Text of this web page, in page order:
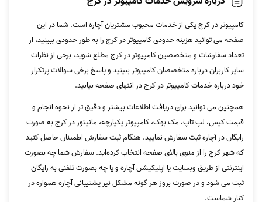
کامپیوتر در کرج یکی از خدمات محبوب مشتریان آچاره است. شما در این
صفحه می توانید هزینه حدودی کامپیوتر در کرج را به طور حدودی ببینید، از
تعداد سفارشات و متخصصین کامپیوتر در کرج مطلع شوید، برخی از نظرات
سایر کاربران درباره متخصصان کامپیوتر ببینید و پاسخ برخی سوالات پرتکرار
خود درباره خدمات کامپیوتر در کرج در انتهای صفحه بیابید.
همچنین می توانید برای دریافت اطلاعات بیشتر و دقیق تر از نحوه انجام و
قیمت کیس، لپ تاپ، مک بوک، کامپیوتر یکپارچه، مانیتور در کرج به صورت
رایگان در آچاره ثبت سفارش نمایید. هنگام ثبت سفارش اطمینان حاصل کنید
که شهر کرج را از منوی بالای صفحه انتخاب کرده‌اید. سفارش شما چه بصورت
اینترنتی از طریق وبسایت یا اپلیکیشن آچاره و یا چه بصورت تلفنی به رایگان
ثبت می شود و در صورت بروز هر گونه مشکل نیز پشتیبانی آچاره همواره در
کنار شماست.